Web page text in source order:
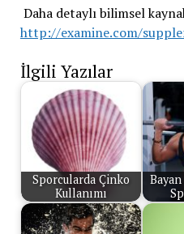
Daha detaylı bilimsel
http://examine.com/
İlgili Yazılar
Sporcularda Çinko
Kullanımı